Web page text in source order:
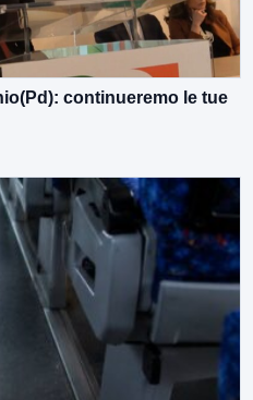
continueremo le tue